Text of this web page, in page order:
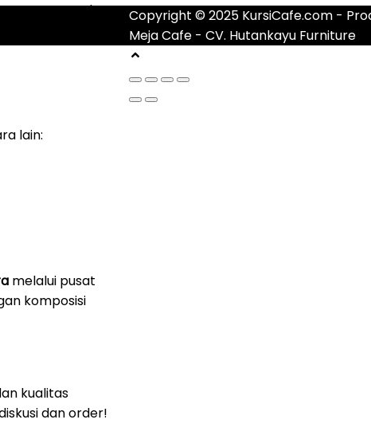
tepat untuk
lain:
melalui pusat
komposisi
kualitas
dan order!
Copyright © 2025 KursiCafe.com -
Meja Cafe - CV. Hutankayu Furniture